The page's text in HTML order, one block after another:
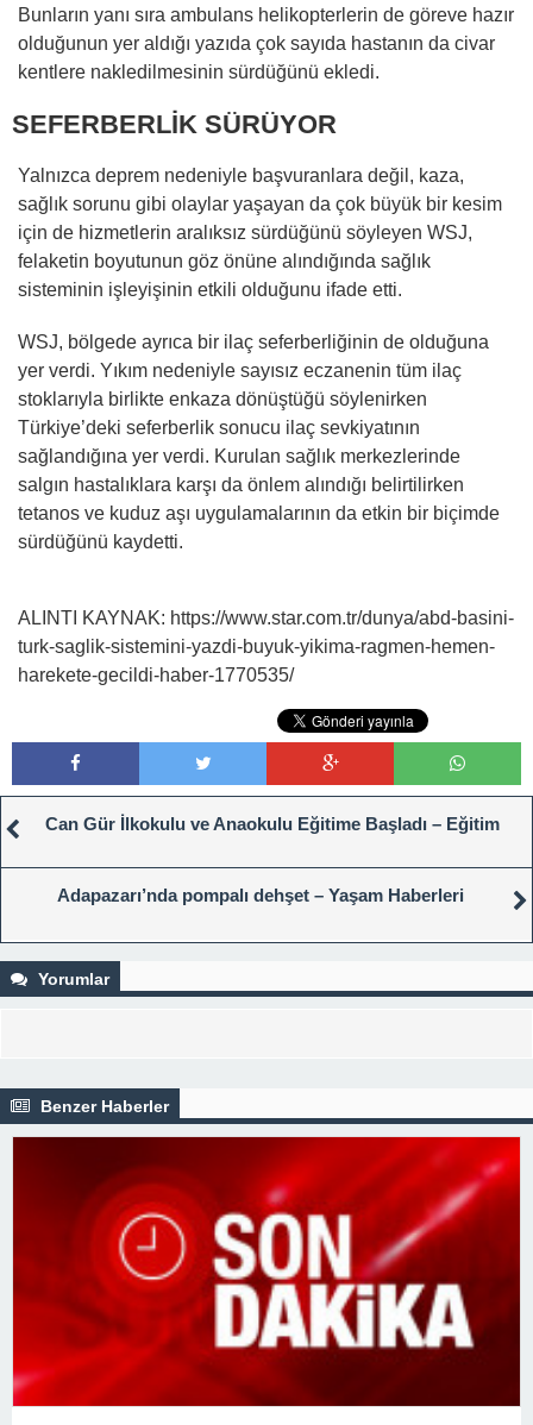
Bunların yanı sıra ambulans helikopterlerin de göreve hazır
olduğunun yer aldığı yazıda çok sayıda hastanın da civar
kentlere nakledilmesinin sürdüğünü ekledi.
SEFERBERLİK SÜRÜYOR
Yalnızca deprem nedeniyle başvuranlara değil, kaza,
sağlık sorunu gibi olaylar yaşayan da çok büyük bir kesim
için de hizmetlerin aralıksız sürdüğünü söyleyen WSJ,
felaketin boyutunun göz önüne alındığında sağlık
sisteminin işleyişinin etkili olduğunu ifade etti.
WSJ, bölgede ayrıca bir ilaç seferberliğinin de olduğuna
yer verdi. Yıkım nedeniyle sayısız eczanenin tüm ilaç
stoklarıyla birlikte enkaza dönüştüğü söylenirken
Türkiye’deki seferberlik sonucu ilaç sevkiyatının
sağlandığına yer verdi. Kurulan sağlık merkezlerinde
salgın hastalıklara karşı da önlem alındığı belirtilirken
tetanos ve kuduz aşı uygulamalarının da etkin bir biçimde
sürdüğünü kaydetti.
ALINTI KAYNAK: https://www.star.com.tr/dunya/abd-basini-
turk-saglik-sistemini-yazdi-buyuk-yikima-ragmen-hemen-
harekete-gecildi-haber-1770535/
​​​​​​​Can Gür İlkokulu ve Anaokulu Eğitime Başladı – Eğitim
Adapazarı’nda pompalı dehşet – Yaşam Haberleri
Yorumlar
Benzer Haberler